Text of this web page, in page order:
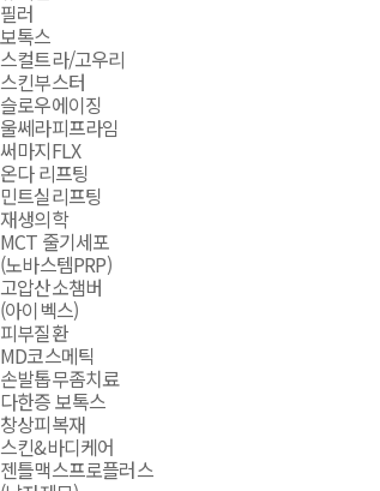
필러
보톡스
스컬트라/고우리
스킨부스터
슬로우에이징
울쎄라피프라임
써마지FLX
온다 리프팅
민트실리프팅
재생의학
MCT 줄기세포
(노바스템PRP)
고압산소챔버
(아이벡스)
피부질환
MD코스메틱
손발톱무좀치료
다한증 보톡스
창상피복재
스킨&바디케어
젠틀맥스프로플러스